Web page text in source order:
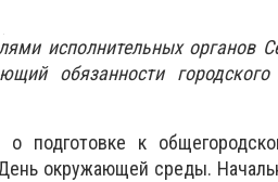
исполнительных органов
обязанности
подготовке к
окружающей среды.